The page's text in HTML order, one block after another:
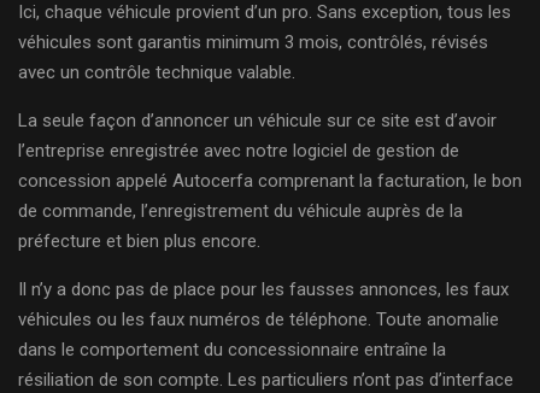
Ici, chaque véhicule provient d’un pro. Sans exception, tous les
véhicules sont garantis minimum 3 mois, contrôlés, révisés
avec un contrôle technique valable.
La seule façon d’annoncer un véhicule sur ce site est d’avoir
l’entreprise enregistrée avec notre logiciel de gestion de
concession appelé Autocerfa comprenant la facturation, le bon
de commande, l’enregistrement du véhicule auprès de la
préfecture et bien plus encore.
Il n’y a donc pas de place pour les fausses annonces, les faux
véhicules ou les faux numéros de téléphone. Toute anomalie
dans le comportement du concessionnaire entraîne la
résiliation de son compte. Les particuliers n’ont pas d’interface